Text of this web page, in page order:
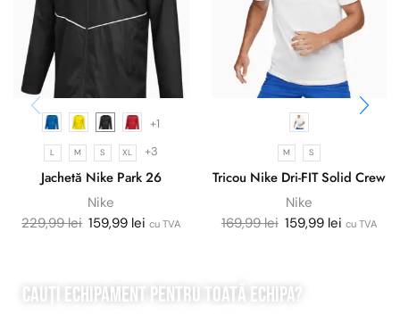
+1
L M S XL +3
Jachetă Nike Park 26
Nike
229,99lei 159,99 lei cu TVA
M S
Tricou Nike Dri-FIT Solid Crew
Nike
169,99lei 159,99 lei cu TVA
Cauți echipament pentru toată echipa?